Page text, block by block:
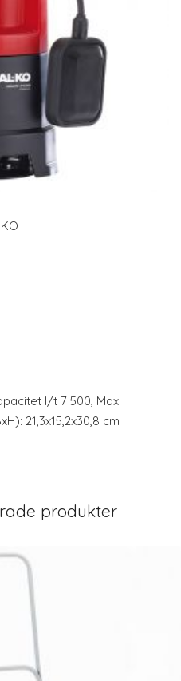
l/t 7 500, Max.
21,3x15,2x30,8 cm
produkter